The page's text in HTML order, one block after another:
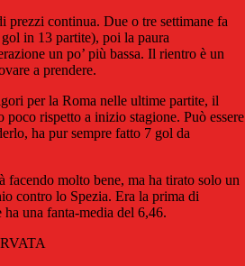
prezzi continua. Due o tre settimane fa
in 13 partite), poi la paura
un po’ più bassa. Il rientro è un
a prendere.
per la Roma nelle ultime partite, il
poco rispetto a inizio stagione. Può essere
ha pur sempre fatto 7 gol da
facendo molto bene, ma ha tirato solo un
contro lo Spezia. Era la prima di
una fanta-media del 6,46.